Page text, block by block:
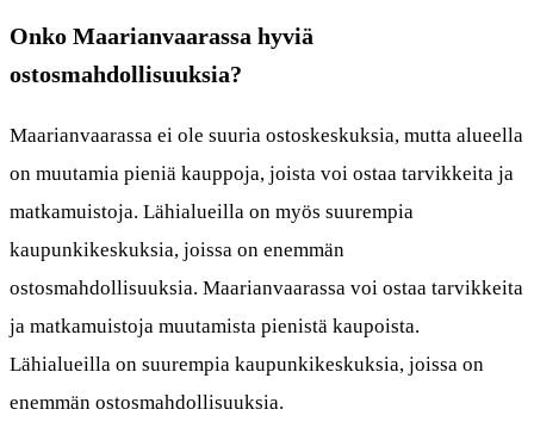
Onko Maarianvaarassa hyviä
ostosmahdollisuuksia?
Maarianvaarassa ei ole suuria ostoskeskuksia, mutta alueella
on muutamia pieniä kauppoja, joista voi ostaa tarvikkeita ja
matkamuistoja. Lähialueilla on myös suurempia
kaupunkikeskuksia, joissa on enemmän
ostosmahdollisuuksia. Maarianvaarassa voi ostaa tarvikkeita
ja matkamuistoja muutamista pienistä kaupoista.
Lähialueilla on suurempia kaupunkikeskuksia, joissa on
enemmän ostosmahdollisuuksia.